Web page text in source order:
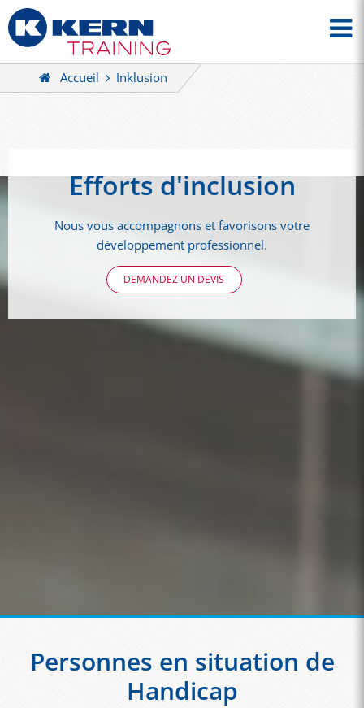
Accueil Inklusion
Efforts d'inclusion
Nous vous accompagnons et favorisons votre
développement professionnel.
DEMANDEZ UN DEVIS
Personnes en situation de
Handicap